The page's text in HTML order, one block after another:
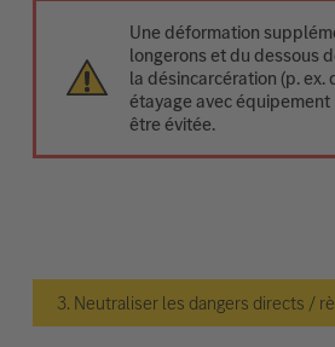
Une déformation
longerons et du dessous
la désincarcération (p. ex.
étayage avec
être évitée.
3. Neutraliser les dangers directs /